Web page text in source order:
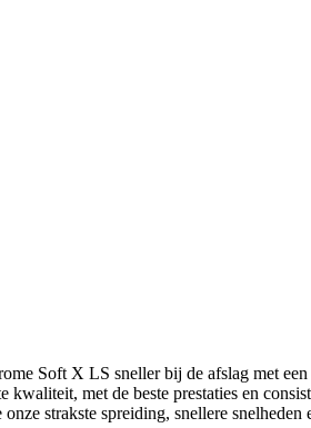
Soft X LS sneller bij de afslag met
met de beste prestaties en
strakste spreiding, snellere snelheden